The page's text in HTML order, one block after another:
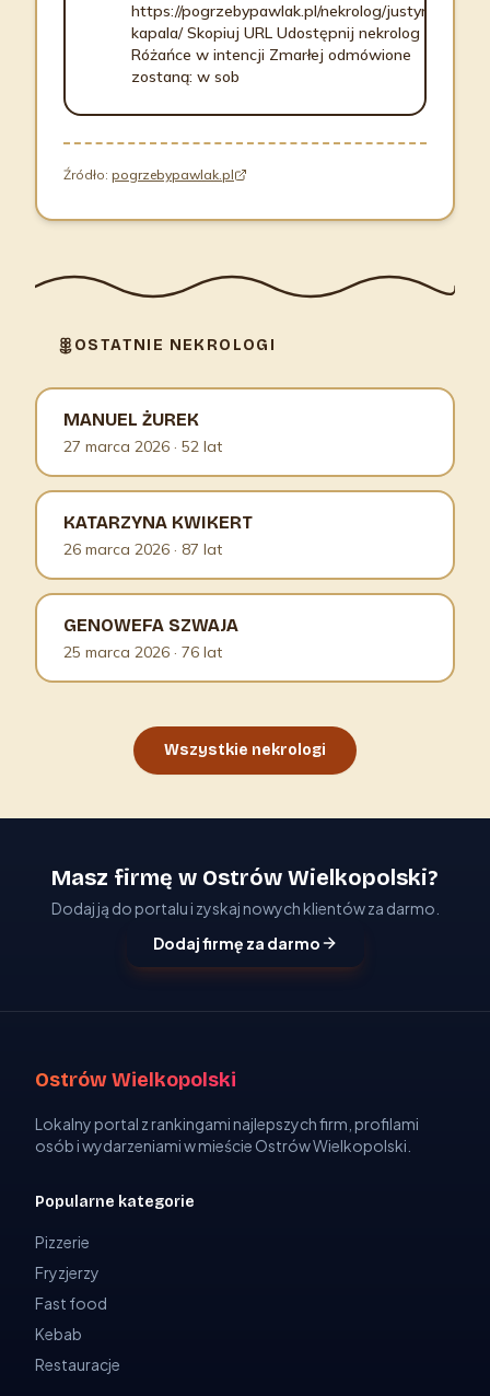
https://pogrzebypawlak.pl/nekrolog/justyna-
kapala/ Skopiuj URL Udostępnij nekrolog
Różańce w intencji Zmarłej odmówione
zostaną: w sob
Źródło: pogrzebypawlak.pl
OSTATNIE NEKROLOGI
MANUEL ŻUREK
27 marca 2026 · 52 lat
KATARZYNA KWIKERT
26 marca 2026 · 87 lat
GENOWEFA SZWAJA
25 marca 2026 · 76 lat
Wszystkie nekrologi
Masz firmę w Ostrów Wielkopolski?
Dodaj ją do portalu i zyskaj nowych klientów za darmo.
Dodaj firmę za darmo
Ostrów Wielkopolski
Lokalny portal z rankingami najlepszych firm, profilami
osób i wydarzeniami w mieście Ostrów Wielkopolski.
Popularne kategorie
Pizzerie
Fryzjerzy
Fast food
Kebab
Restauracje